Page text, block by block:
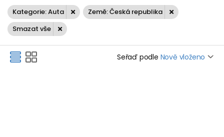
Kategorie: Auta
Země: Česká republika
Smazat vše
Seřaď podle Nově vloženo